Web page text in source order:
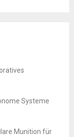
Systeme
Munition für